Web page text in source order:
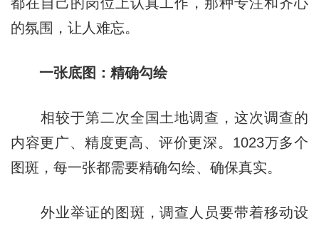
的氛围，让人难忘。
一张底图：精确勾绘
相较于第二次全国土地调查，这次调查的
内容更广、精度更高、评价更深。1023万多个
图斑，每一张都需要精确勾绘、确保真实。
外业举证的图斑，调查人员要带着移动设